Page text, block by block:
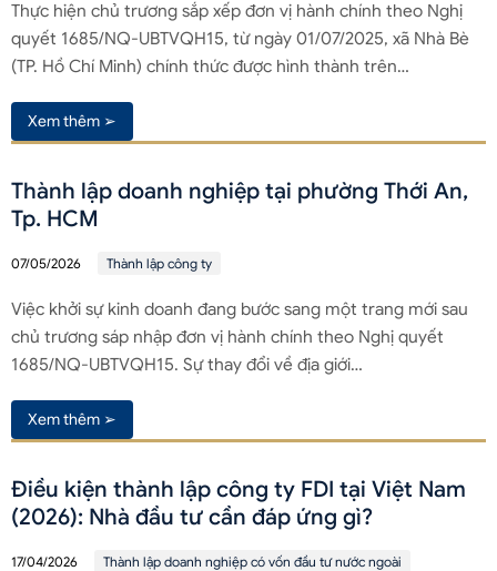
Thực hiện chủ trương sắp xếp đơn vị hành chính theo Nghị
quyết 1685/NQ-UBTVQH15, từ ngày 01/07/2025, xã Nhà Bè
(TP. Hồ Chí Minh) chính thức được hình thành trên…
Xem thêm ➢
Thành lập doanh nghiệp tại phường Thới An,
Tp. HCM
07/05/2026 Thành lập công ty
Việc khởi sự kinh doanh đang bước sang một trang mới sau
chủ trương sáp nhập đơn vị hành chính theo Nghị quyết
1685/NQ-UBTVQH15. Sự thay đổi về địa giới…
Xem thêm ➢
Điều kiện thành lập công ty FDI tại Việt Nam
(2026): Nhà đầu tư cần đáp ứng gì?
17/04/2026 Thành lập doanh nghiệp có vốn đầu tư nước ngoài